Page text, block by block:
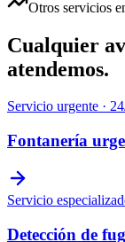
Otros servicios
Cualquier
atendemos.
Servicio urgente ·
Fontanería
Servicio
Detección de